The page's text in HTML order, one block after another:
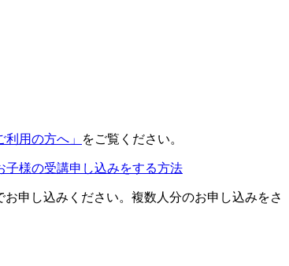
利用の方へ」 をご覧ください。
子様の受講申し込みをする方法
申し込みください。複数人分のお申し込みをさ